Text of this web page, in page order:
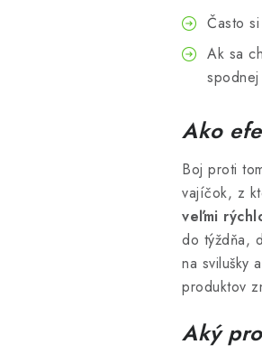
Často
Ak sa
Ako
Boj proti
vajíčok, z
veľmi
do týždňa,
na svilušky
produktov
Aký